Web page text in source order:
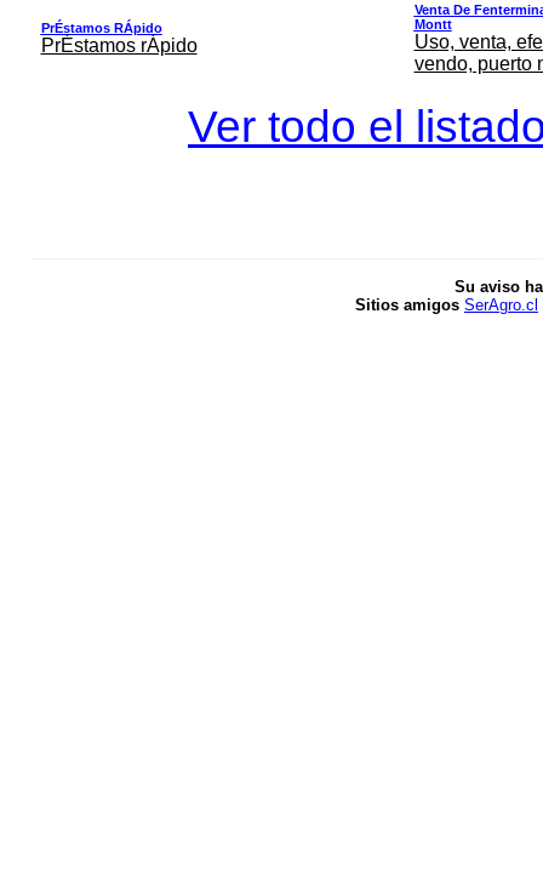
PrÉstamos RÁpido
PrÉstamos rÁpido
Venta De
Montt
Uso, venta,
vendo, puerto
Ver todo el
Su aviso
Sitios amigos SerAgro.cl